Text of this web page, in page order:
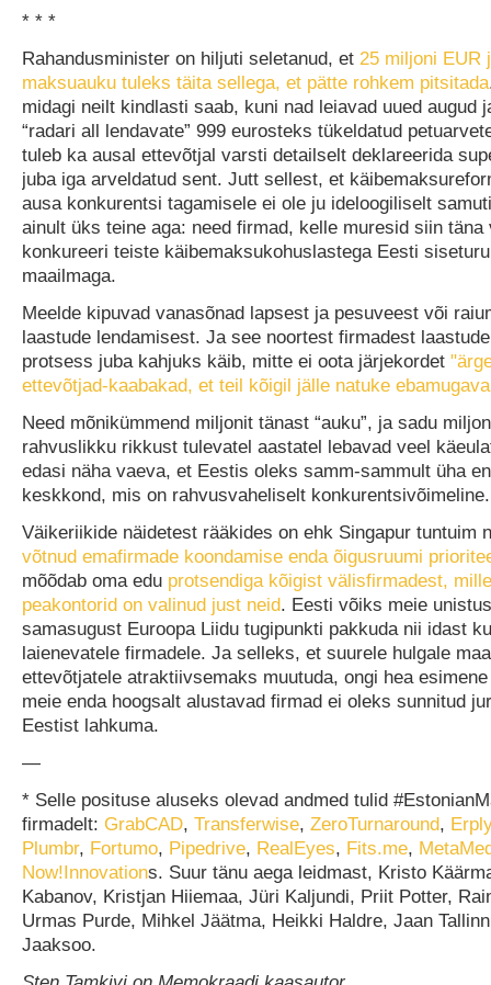
* * *
Rahandusminister on hiljuti seletanud, et 25 miljoni EUR
maksuauku tuleks täita sellega, et pätte rohkem pitsitada
midagi neilt kindlasti saab, kuni nad leiavad uued augud
“radari all lendavate” 999 eurosteks tükeldatud
tuleb ka ausal ettevõtjal varsti detailselt deklareerida
juba iga arveldatud sent. Jutt sellest, et
ausa konkurentsi tagamisele ei ole ju ideloogiliselt
ainult üks teine aga: need firmad, kelle muresid siin täna
konkureeri teiste käibemaksukohuslastega Eesti
maailmaga.
Meelde kipuvad vanasõnad lapsest ja pesuveest või
laastude lendamisest. Ja see noortest firmadest
protsess juba kahjuks käib, mitte ei oota järjekordet
ettevõtjad-kaabakad, et teil kõigil jälle natuke
Need mõnikümmend miljonit tänast “auku”, ja sadu
rahvuslikku rikkust tulevatel aastatel lebavad veel
edasi näha vaeva, et Eestis oleks samm-sammult üha
keskkond, mis on rahvusvaheliselt konkurentsivõimeline.
Väikeriikide näidetest rääkides on ehk Singapur tuntuim
võtnud emafirmade koondamise enda õigusruumi
mõõdab oma edu protsendiga kõigist välisfirmadest,
peakontorid on valinud just neid. Eesti võiks meie
samasugust Euroopa Liidu tugipunkti pakkuda nii idast
laienevatele firmadele. Ja selleks, et suurele hulgale
ettevõtjatele atraktiivsemaks muutuda, ongi hea
meie enda hoogsalt alustavad firmad ei oleks sunnitud
Eestist lahkuma.
—
* Selle posituse aluseks olevad andmed tulid
firmadelt: GrabCAD, Transferwise, ZeroTurnaround, Erply
Plumbr, Fortumo, Pipedrive, RealEyes, Fits.me,
Now!Innovations. Suur tänu aega leidmast, Kristo
Kabanov, Kristjan Hiiemaa, Jüri Kaljundi, Priit Potter,
Urmas Purde, Mihkel Jäätma, Heikki Haldre, Jaan
Jaaksoo.